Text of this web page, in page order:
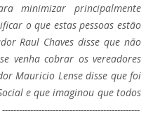
minimizar principalmente
o que estas pessoas estão
Raul Chaves disse que não
venha cobrar os vereadores
Mauricio Lense disse que foi
e que imaginou que todos